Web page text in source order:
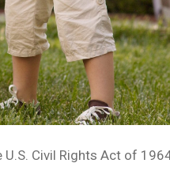
Civil Rights Act of